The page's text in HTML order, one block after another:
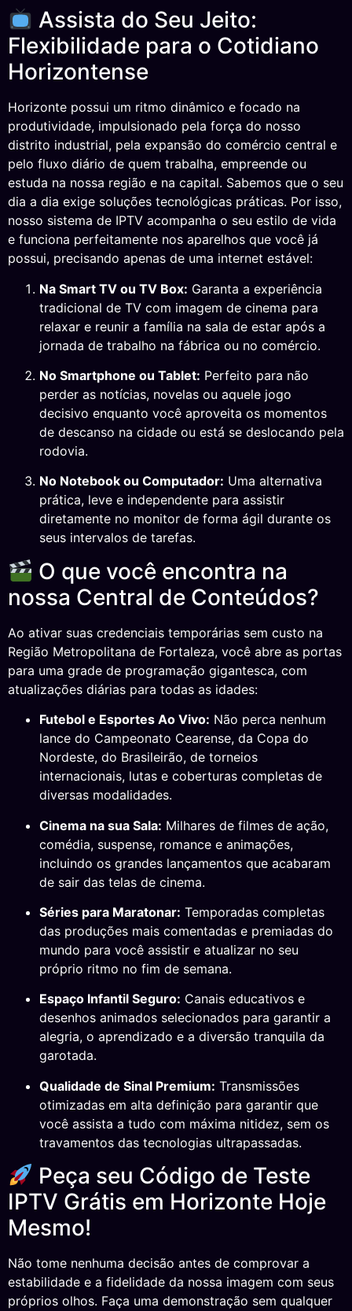
Assista do Seu Jeito:
Flexibilidade para o Cotidiano
Horizontense
Horizonte possui um ritmo dinâmico e focado na
produtividade, impulsionado pela força do nosso
distrito industrial, pela expansão do comércio central e
pelo fluxo diário de quem trabalha, empreende ou
estuda na nossa região e na capital. Sabemos que o seu
dia a dia exige soluções tecnológicas práticas. Por isso,
nosso sistema de IPTV acompanha o seu estilo de vida
e funciona perfeitamente nos aparelhos que você já
possui, precisando apenas de uma internet estável:
Na Smart TV ou TV Box: Garanta a experiência
tradicional de TV com imagem de cinema para
relaxar e reunir a família na sala de estar após a
jornada de trabalho na fábrica ou no comércio.
No Smartphone ou Tablet: Perfeito para não
perder as notícias, novelas ou aquele jogo
decisivo enquanto você aproveita os momentos
de descanso na cidade ou está se deslocando pela
rodovia.
No Notebook ou Computador: Uma alternativa
prática, leve e independente para assistir
diretamente no monitor de forma ágil durante os
seus intervalos de tarefas.
O que você encontra na
nossa Central de Conteúdos?
Ao ativar suas credenciais temporárias sem custo na
Região Metropolitana de Fortaleza, você abre as portas
para uma grade de programação gigantesca, com
atualizações diárias para todas as idades:
Futebol e Esportes Ao Vivo: Não perca nenhum
lance do Campeonato Cearense, da Copa do
Nordeste, do Brasileirão, de torneios
internacionais, lutas e coberturas completas de
diversas modalidades.
Cinema na sua Sala: Milhares de filmes de ação,
comédia, suspense, romance e animações,
incluindo os grandes lançamentos que acabaram
de sair das telas de cinema.
Séries para Maratonar: Temporadas completas
das produções mais comentadas e premiadas do
mundo para você assistir e atualizar no seu
próprio ritmo no fim de semana.
Espaço Infantil Seguro: Canais educativos e
desenhos animados selecionados para garantir a
alegria, o aprendizado e a diversão tranquila da
garotada.
Qualidade de Sinal Premium: Transmissões
otimizadas em alta definição para garantir que
você assista a tudo com máxima nitidez, sem os
travamentos das tecnologias ultrapassadas.
Peça seu Código de Teste
IPTV Grátis em Horizonte Hoje
Mesmo!
Não tome nenhuma decisão antes de comprovar a
estabilidade e a fidelidade da nossa imagem com seus
próprios olhos. Faça uma demonstração sem qualquer